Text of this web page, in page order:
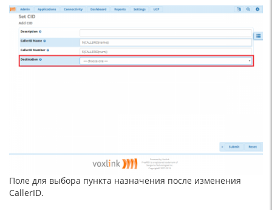
Поле для выбора пункта назначения после изменения
CallerID.